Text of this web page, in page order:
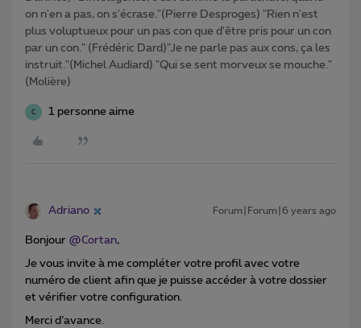
on n'en a pas, on s'écrase."(Pierre Desproges) "Rien n'est
plus voluptueux pour un pas con que d'être pris pour un con
par un con." (Frédéric Dard)"Je ne parle pas aux cons, ça les
instruit."(Michel Audiard) "Qui se sent morveux se mouche."
(Molière)
C 1 personne aime
Adriano Forum|Forum|6 years ago
Bonjour @Cortan,
Je vous invite à me compléter votre profil avec votre
numéro de client afin que je puisse accéder à votre dossier
et vérifier votre configuration.
Merci d’avance.